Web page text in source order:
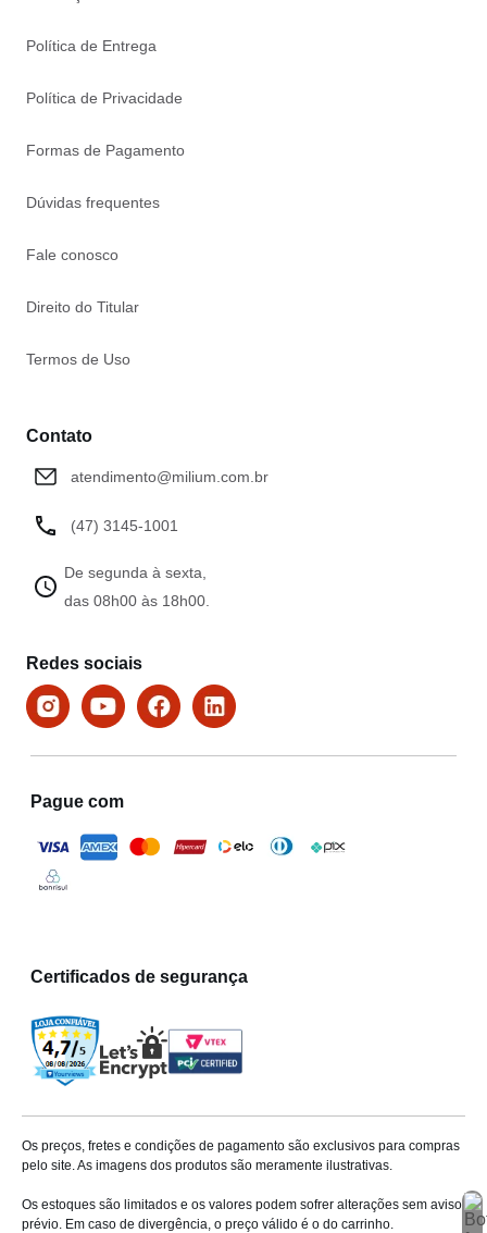
Política de Entrega
Política de Privacidade
Formas de Pagamento
Dúvidas frequentes
Fale conosco
Direito do Titular
Termos de Uso
Contato
atendimento@milium.com.br
(47) 3145-1001
De segunda à sexta,
das 08h00 às 18h00.
Redes sociais
Pague com
Certificados de segurança
Os preços, fretes e condições de pagamento são exclusivos para compras
pelo site. As imagens dos produtos são meramente ilustrativas.
Os estoques são limitados e os valores podem sofrer alterações sem aviso
prévio. Em caso de divergência, o preço válido é o do carrinho.